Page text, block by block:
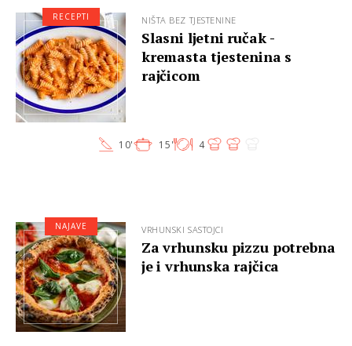
NIŠTA BEZ TJESTENINE
Slasni ljetni ručak -
kremasta tjestenina s
rajčicom
10' 15' 4
RECEPTI
VRHUNSKI SASTOJCI
Za vrhunsku pizzu potrebna
je i vrhunska rajčica
NAJAVE